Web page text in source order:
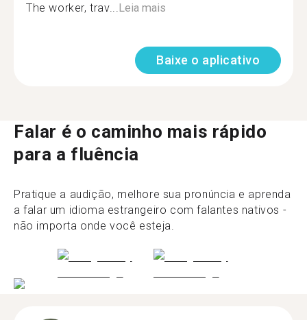
The worker, trav... Leia mais
Baixe o aplicativo
Falar é o caminho mais rápido
para a fluência
Pratique a audição, melhore sua pronúncia e aprenda
a falar um idioma estrangeiro com falantes nativos -
não importa onde você esteja.